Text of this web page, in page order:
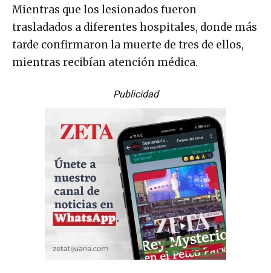
Mientras que los lesionados fueron
trasladados a diferentes hospitales, donde más
tarde confirmaron la muerte de tres de ellos,
mientras recibían atención médica.
Publicidad